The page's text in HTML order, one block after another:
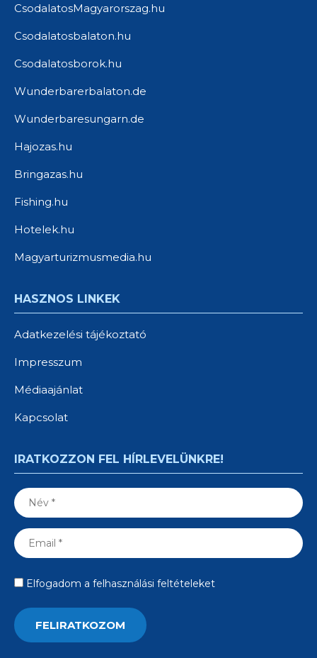
CsodalatosMagyarorszag.hu
Csodalatosbalaton.hu
Csodalatosborok.hu
Wunderbarerbalaton.de
Wunderbaresungarn.de
Hajozas.hu
Bringazas.hu
Fishing.hu
Hotelek.hu
Magyarturizmusmedia.hu
HASZNOS LINKEK
Adatkezelési tájékoztató
Impresszum
Médiaajánlat
Kapcsolat
IRATKOZZON FEL HÍRLEVELÜNKRE!
Elfogadom a felhasználási feltételeket